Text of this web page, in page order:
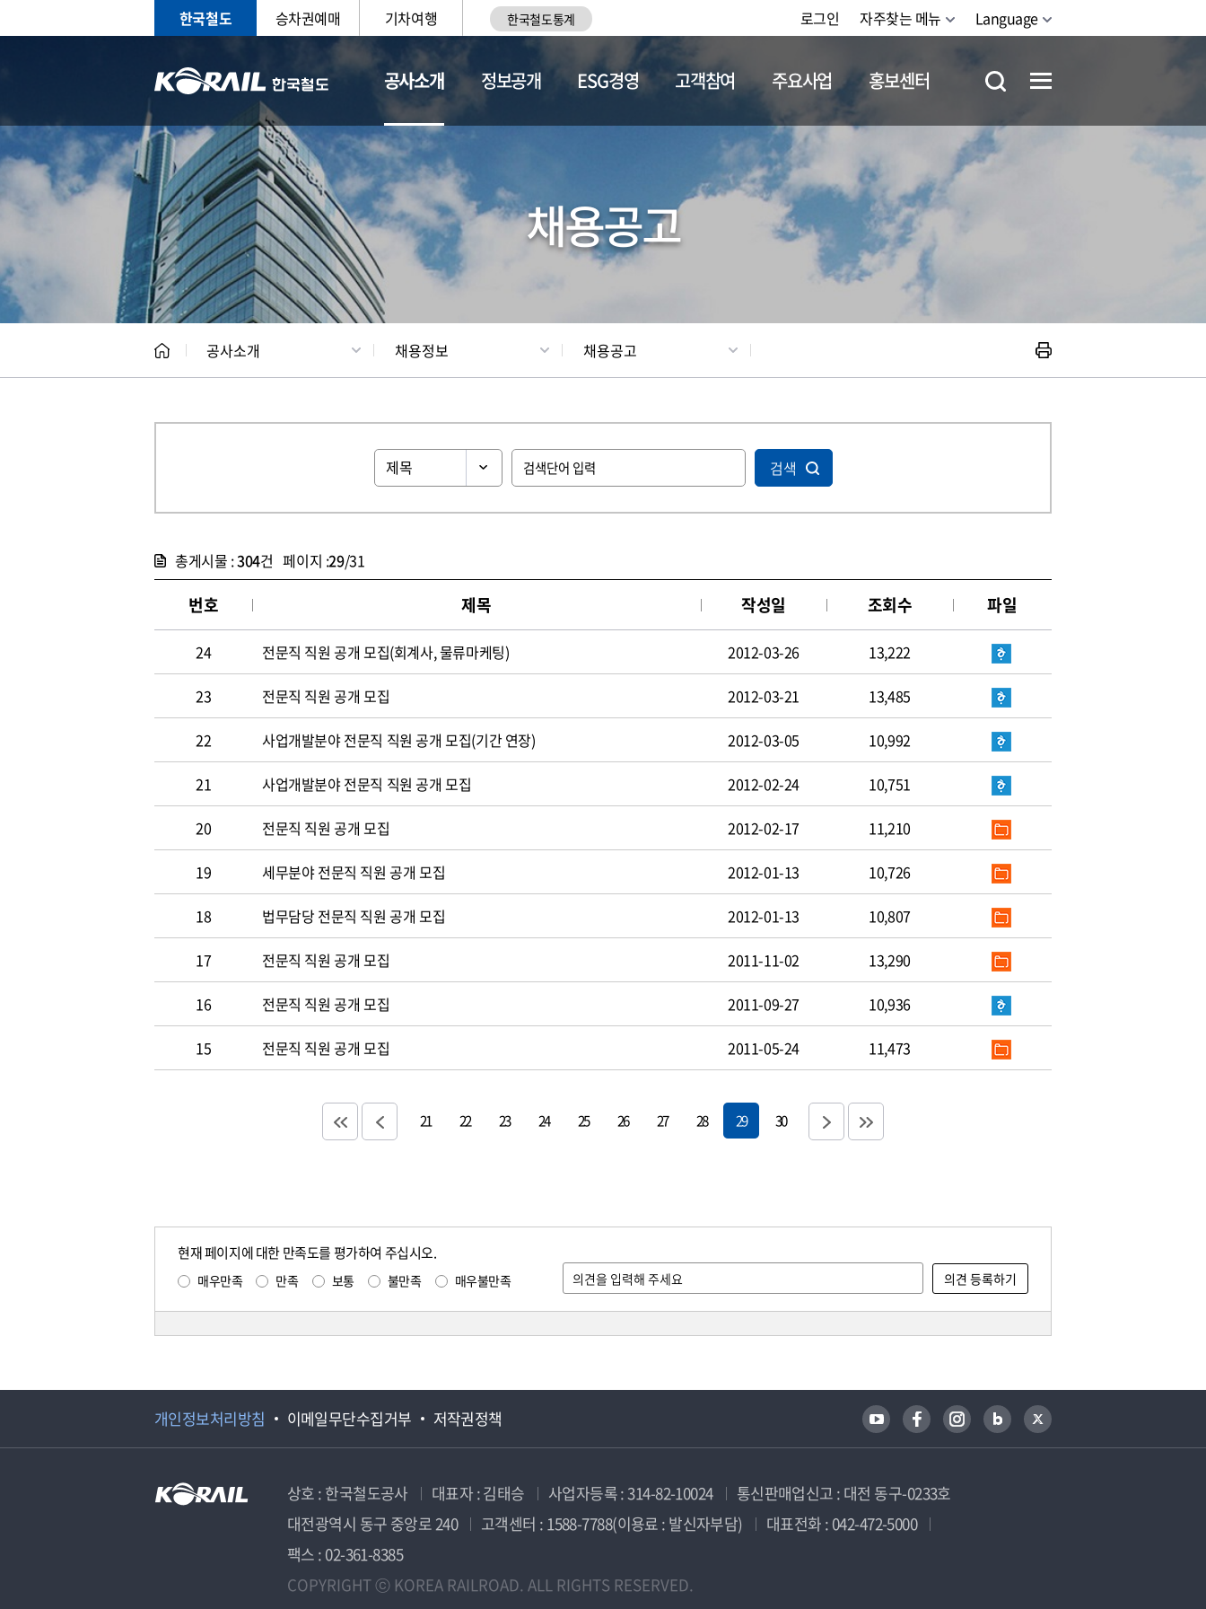
한국철도 승차권예매 기차여행 한국철도통계 로그인 자주찾는 메뉴 Language
공사소개
CEO 일반현황 채용정보
정보공개 ESG경영 고객참여 주요사업 홍보센터
채용공고
공사소개 채용정보 채용공고
검색
총게시물 :304건 페이지 :29/31
번호 제목 작성일 조회수 파일
24 전문직 직원 공개 모집(회계사, 물류마케팅) 2012-03-26 13,222
23 전문직 직원 공개 모집 2012-03-21 13,485
22 사업개발분야 전문직 직원 공개 모집(기간 연장) 2012-03-05 10,992
21 사업개발분야 전문직 직원 공개 모집 2012-02-24 10,751
20 전문직 직원 공개 모집 2012-02-17 11,210
19 세무분야 전문직 직원 공개 모집 2012-01-13 10,726
18 법무담당 전문직 직원 공개 모집 2012-01-13 10,807
17 전문직 직원 공개 모집 2011-11-02 13,290
16 전문직 직원 공개 모집 2011-09-27 10,936
15 전문직 직원 공개 모집 2011-05-24 11,473
21 22 23 24 25 26 27 28 29 30
현재 페이지에 대한 만족도를 평가하여 주십시오.
매우만족 만족 보통 불만족 매우불만족
개인정보처리방침 이메일무단수집거부 저작권정책
상호 : 한국철도공사 대표자 : 김태승 사업자등록 : 314-82-10024
통신판매업신고 : 대전 동구-0233호
대전광역시 동구 중앙로 240
고객센터 : 1588-7788(이용료 : 발신자부담)
대표전화 : 042-472-5000
팩스 : 02-361-8385
COPYRIGHT ⓒ KOREA RAILROAD. ALL RIGHTS RESERVED.